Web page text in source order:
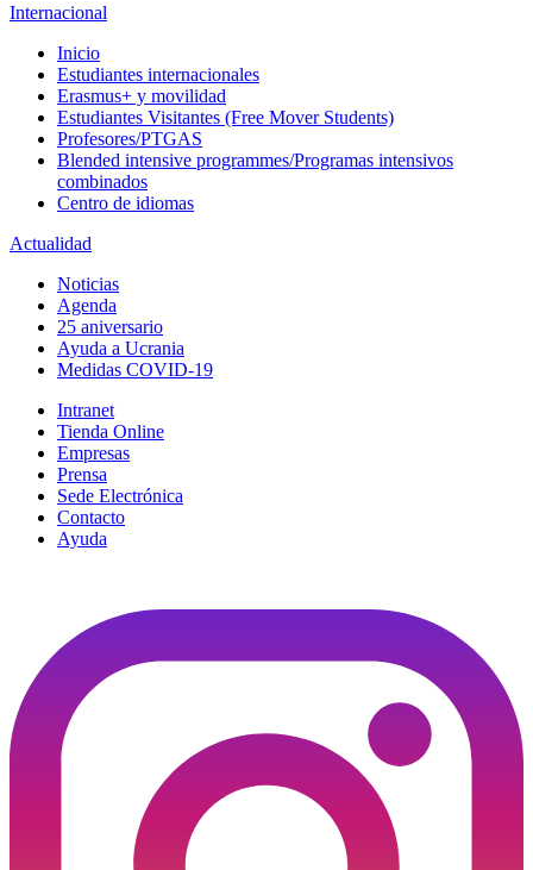
Internacional
Inicio
Estudiantes internacionales
Erasmus+ y movilidad
Estudiantes Visitantes (Free Mover Students)
Profesores/PTGAS
Blended intensive programmes/Programas intensivos
combinados
Centro de idiomas
Actualidad
Noticias
Agenda
25 aniversario
Ayuda a Ucrania
Medidas COVID-19
Intranet
Tienda Online
Empresas
Prensa
Sede Electrónica
Contacto
Ayuda